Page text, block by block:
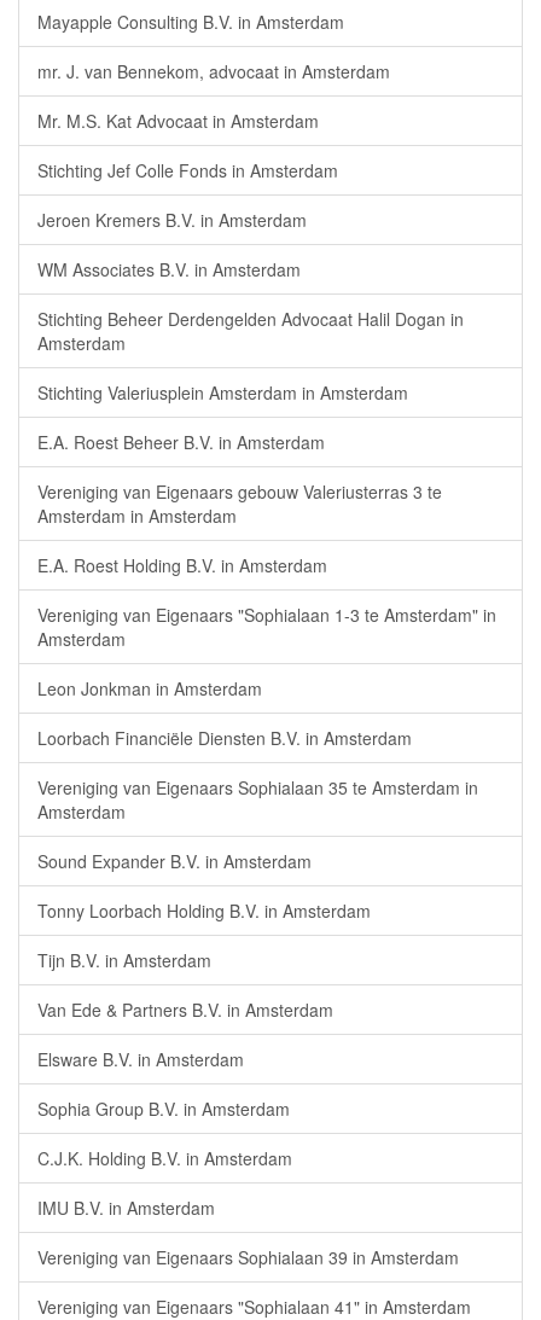
Mayapple Consulting B.V. in Amsterdam
mr. J. van Bennekom, advocaat in Amsterdam
Mr. M.S. Kat Advocaat in Amsterdam
Stichting Jef Colle Fonds in Amsterdam
Jeroen Kremers B.V. in Amsterdam
WM Associates B.V. in Amsterdam
Stichting Beheer Derdengelden Advocaat Halil Dogan in
Amsterdam
Stichting Valeriusplein Amsterdam in Amsterdam
E.A. Roest Beheer B.V. in Amsterdam
Vereniging van Eigenaars gebouw Valeriusterras 3 te
Amsterdam in Amsterdam
E.A. Roest Holding B.V. in Amsterdam
Vereniging van Eigenaars "Sophialaan 1-3 te Amsterdam" in
Amsterdam
Leon Jonkman in Amsterdam
Loorbach Financiële Diensten B.V. in Amsterdam
Vereniging van Eigenaars Sophialaan 35 te Amsterdam in
Amsterdam
Sound Expander B.V. in Amsterdam
Tonny Loorbach Holding B.V. in Amsterdam
Tijn B.V. in Amsterdam
Van Ede & Partners B.V. in Amsterdam
Elsware B.V. in Amsterdam
Sophia Group B.V. in Amsterdam
C.J.K. Holding B.V. in Amsterdam
IMU B.V. in Amsterdam
Vereniging van Eigenaars Sophialaan 39 in Amsterdam
Vereniging van Eigenaars "Sophialaan 41" in Amsterdam